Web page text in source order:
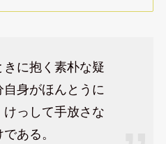
に抱く素朴な疑
身がほんとうに
っして手放さな
ある。